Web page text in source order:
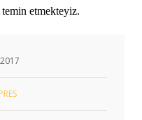
etmekteyiz.